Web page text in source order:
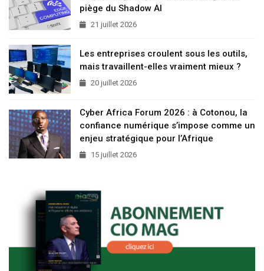
piège du Shadow AI
21 juillet 2026
Les entreprises croulent sous les outils,
mais travaillent-elles vraiment mieux ?
20 juillet 2026
Cyber Africa Forum 2026 : à Cotonou, la
confiance numérique s’impose comme un
enjeu stratégique pour l’Afrique
15 juillet 2026